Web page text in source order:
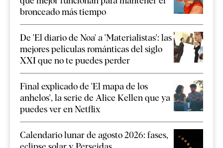
bronceado más tiempo
De 'El diario de Noa' a 'Materialistas': las
mejores películas románticas del siglo
XXI que no te puedes perder
Final explicado de 'El mapa de los
anhelos', la serie de Alice Kellen que ya
puedes ver en Netflix
Calendario lunar de agosto 2026: fases,